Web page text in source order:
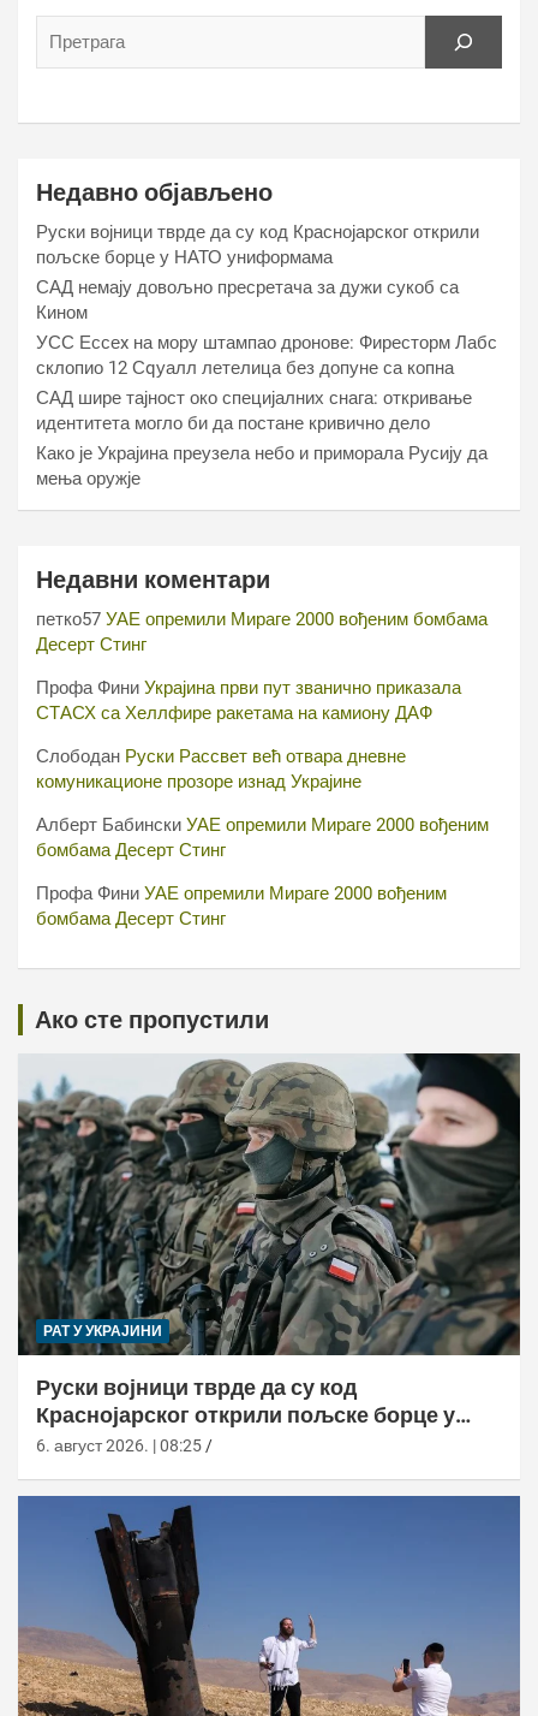
Недавно објављено
Руски војници тврде да су код Краснојарског открили
пољске борце у НАТО униформама
САД немају довољно пресретача за дужи сукоб са
Кином
УСС Ессеx на мору штампао дронове: Фиресторм Лабс
склопио 12 Сqуалл летелица без допуне са копна
САД шире тајност око специјалних снага: откривање
идентитета могло би да постане кривично дело
Како је Украјина преузела небо и приморала Русију да
мења оружје
Недавни коментари
петко57 УАЕ опремили Мираге 2000 вођеним бомбама
Десерт Стинг
Профа Фини Украјина први пут званично приказала
СТАСХ са Хеллфире ракетама на камиону ДАФ
Слободан Руски Рассвет већ отвара дневне
комуникационе прозоре изнад Украјине
Алберт Бабински УАЕ опремили Мираге 2000 вођеним
бомбама Десерт Стинг
Профа Фини УАЕ опремили Мираге 2000 вођеним
бомбама Десерт Стинг
Ако сте пропустили
РАТ У УКРАЈИНИ
Руски војници тврде да су код
Краснојарског открили пољске борце у
НАТО униформама
6. август 2026. | 08:25